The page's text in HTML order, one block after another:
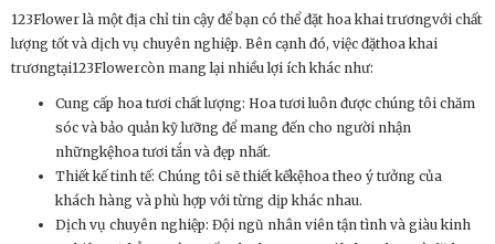
123Flower là một địa chỉ tin cậy để bạn có thể đặt hoa khai trươngvới chất
lượng tốt và dịch vụ chuyên nghiệp. Bên cạnh đó, việc đặthoa khai
trươngtại123Flowercòn mang lại nhiều lợi ích khác như:
Cung cấp hoa tươi chất lượng: Hoa tươi luôn được chúng tôi chăm
sóc và bảo quản kỹ lưỡng để mang đến cho người nhận
nhữngkệhoa tươi tắn và đẹp nhất.
Thiết kế tinh tế: Chúng tôi sẽ thiết kếkệhoa theo ý tưởng của
khách hàng và phù hợp với từng dịp khác nhau.
Dịch vụ chuyên nghiệp: Đội ngũ nhân viên tận tình và giàu kinh